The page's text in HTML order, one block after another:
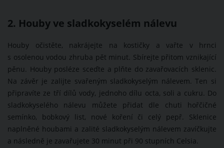
2. Houby ve sladkokyselém nálevu
Houby očistěte, nakrájejte na kostičky a vařte v hrnci
s osolenou vodou zhruba pět minut. Sbírejte přitom vznikající
pěnu. Houby posléze sceďte a plňte do zavařovacích sklenic.
Na závěr je zalijte svařeným sladkokyselým nálevem. Ten si
připravíte ze tří dílů vody, jednoho dílu octa, soli a cukru. Do
sladkokyselého nálevu můžete přidat dle chuti hořčičné
semínko, bobkový list, nové koření či celý pepř. Sklenice
naplněné houbami a zalité sladkokyselým nálevem zavíčkujte
a následně je zavařujete 30 minut při 90 stupních Celsia.